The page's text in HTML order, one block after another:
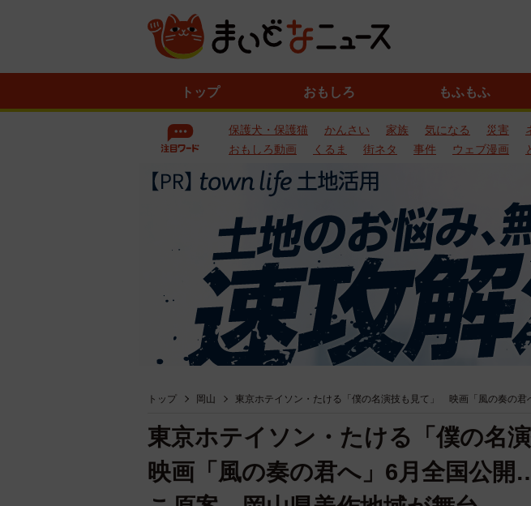
トップ おもしろ もふもふ
保護犬・保護猫 かんさい 家族 気になる 災害
おもしろ動画
くるま 街ネタ 事件 ウェブ漫画
トップ 岡山 東京ホテイソン・たける「僕の名演技も見て」 映画「風の奏の
東京ホテイソン・たける「僕の名
映画「風の奏の君へ」6月全国公